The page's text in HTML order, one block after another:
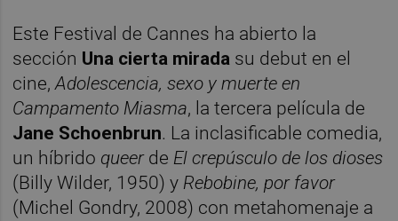
Este Festival de Cannes ha abierto la
sección Una cierta mirada su debut en el
cine,Adolescencia, sexo y muerte en
Campamento Miasma, la tercera película de
Jane Schoenbrun. La inclasificable comedia,
un híbrido queerde El crepúsculo de los dioses
(Billy Wilder, 1950) y Rebobine, por favor
(Michel Gondry, 2008) con metahomenaje a